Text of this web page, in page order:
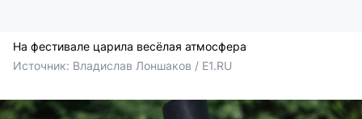
На фестивале царила весёлая атмосфера
Источник: Владислав Лоншаков / E1.RU